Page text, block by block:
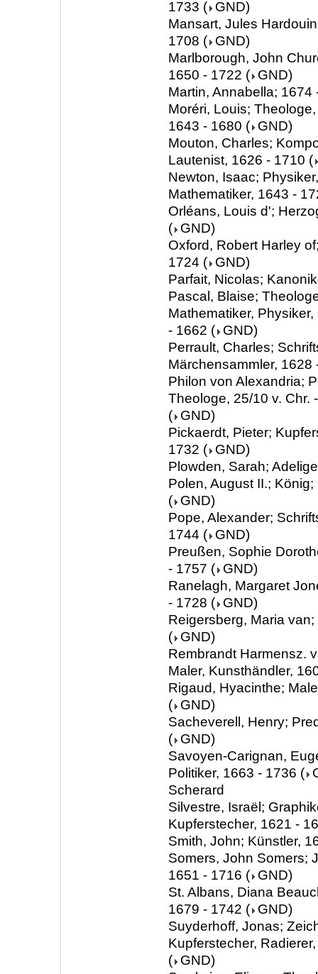
1733 ( GND)
Mansart, Jules
1708 ( GND)
Marlborough, John
1650 - 1722 ( GND)
Martin, Annabella; 1674
Moréri, Louis;
1643 - 1680 ( GND)
Mouton, Charles;
Lautenist, 1626 - 1710 (
Newton, Isaac;
Mathematiker, 1643 -
Orléans, Louis d';
( GND)
Oxford, Robert Harley
1724 ( GND)
Parfait, Nicolas;
Pascal, Blaise;
Mathematiker,
- 1662 ( GND)
Perrault, Charles;
Märchensammler, 1628
Philon von Alexandria;
Theologe, 25/10 v. Chr.
( GND)
Pickaerdt, Pieter;
1732 ( GND)
Plowden, Sarah;
Polen, August II.;
( GND)
Pope, Alexander;
1744 ( GND)
Preußen, Sophie
- 1757 ( GND)
Ranelagh, Margaret
- 1728 ( GND)
Reigersberg, Maria
( GND)
Rembrandt Harmensz.
Maler, Kunsthändler,
Rigaud, Hyacinthe;
( GND)
Sacheverell, Henry;
( GND)
Savoyen-Carignan,
Politiker, 1663 - 1736 (
Scherard
Silvestre, Israël;
Kupferstecher, 1621 -
Smith, John; Künstler,
Somers, John Somers;
1651 - 1716 ( GND)
St. Albans, Diana
1679 - 1742 ( GND)
Suyderhoff, Jonas;
Kupferstecher,
( GND)